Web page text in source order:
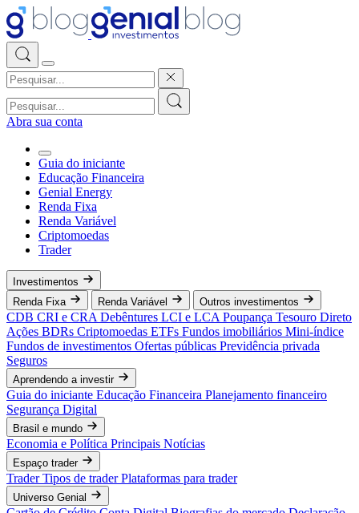
Abra sua conta
Guia do iniciante
Educação Financeira
Genial Energy
Renda Fixa
Renda Variável
Criptomoedas
Trader
Investimentos
Renda Fixa
Renda Variável Outros investimentos
CDB CRI e CRA Debêntures LCI e LCA Poupança Tesouro Direto
Ações BDRs Criptomoedas ETFs Fundos imobiliários Mini-índice
Fundos de investimentos Ofertas públicas Previdência privada
Seguros
Aprendendo a investir
Guia do iniciante Educação Financeira Planejamento financeiro
Segurança Digital
Brasil e mundo
Economia e Política Principais Notícias
Espaço trader
TraderTipos de traderPlataformas para trader
Universo Genial